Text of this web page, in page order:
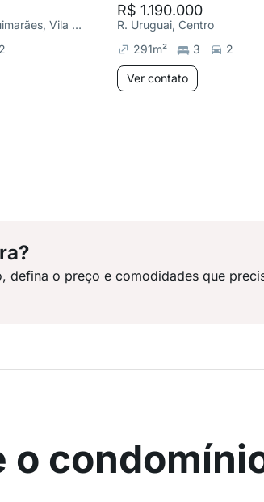
R. General Prestes Guimarães, Vila Rodrigues
2
R$ 1.190.000
R. Uruguai, Centro
291m² 3 2
Ver contato
defina o preço e comodidades que
o